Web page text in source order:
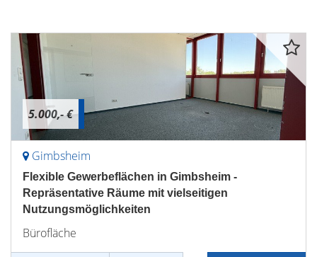
5.000,- €
Gimbsheim
Flexible Gewerbeflächen in Gimbsheim -
Repräsentative Räume mit vielseitigen
Nutzungsmöglichkeiten
Bürofläche